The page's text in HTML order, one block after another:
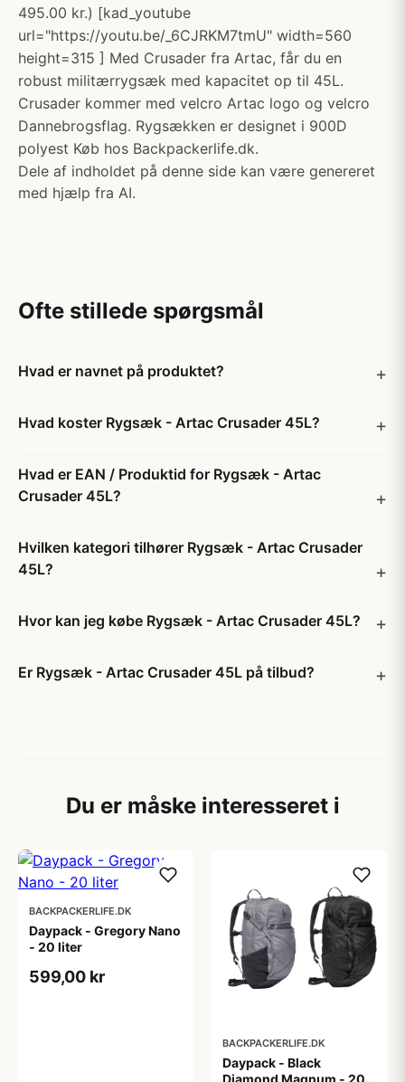
495.00 kr.) [kad_youtube
url="https://youtu.be/_6CJRKM7tmU" width=560
height=315 ] Med Crusader fra Artac, får du en
robust militærrygsæk med kapacitet op til 45L.
Crusader kommer med velcro Artac logo og velcro
Dannebrogsflag. Rygsækken er designet i 900D
polyest Køb hos Backpackerlife.dk.
Dele af indholdet på denne side kan være genereret
med hjælp fra AI.
Ofte stillede spørgsmål
Hvad er navnet på produktet?
Hvad koster Rygsæk - Artac Crusader 45L?
Hvad er EAN / Produktid for Rygsæk - Artac
Crusader 45L?
Hvilken kategori tilhører Rygsæk - Artac Crusader
45L?
Hvor kan jeg købe Rygsæk - Artac Crusader 45L?
Er Rygsæk - Artac Crusader 45L på tilbud?
Du er måske interesseret i
BACKPACKERLIFE.DK
Daypack - Gregory Nano
- 20 liter
599,00 kr
BACKPACKERLIFE.DK
Daypack - Black
Diamond Magnum - 20